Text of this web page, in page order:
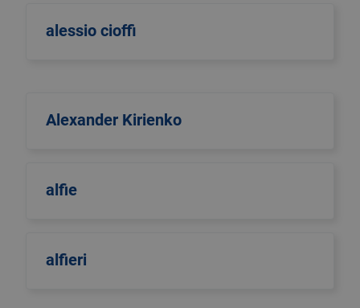
alessio cioffi
Alexander Kirienko
alfie
alfieri